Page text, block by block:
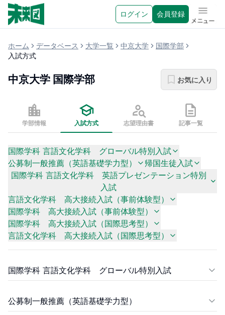
ログイン 会員登録 メニュ
ホーム データベース 大学一覧 中京大学
国際学部
入試方式
中京大学 国際学部 お気に入り
学部情報 入試方式 志望理由書 記事一覧
国際学科 言語文化学科 グローバル特別入試
公募制一般推薦（英語基礎学力型）
帰国生徒入試
国際学科 言語文化学科 英語プレゼンテーション特別
入試
言語文化学科 高大接続入試（事前体験型）
国際学科 高大接続入試（事前体験型）
国際学科 高大接続入試（国際思考型）
言語文化学科 高大接続入試（国際思考型）
国際学科 言語文化学科 グローバル特別入試
公募制一般推薦（英語基礎学力型）